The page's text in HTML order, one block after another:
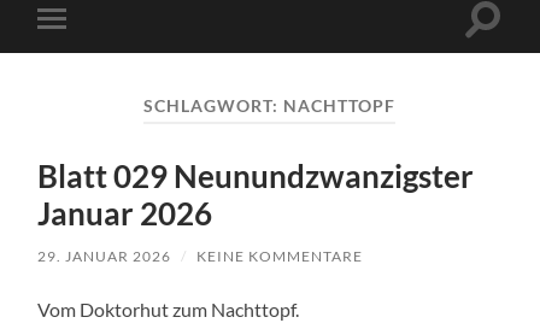
Mobile-
Menü
SCHLAGWORT: NACHTTOPF
Blatt 029 Neunundzwanzigster
Januar 2026
29. JANUAR 2026 / KEINE KOMMENTARE
Vom Doktorhut zum Nachttopf.